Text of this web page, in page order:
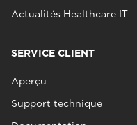
Actualités Healthcare IT
SERVICE CLIENT
Aperçu
Support technique